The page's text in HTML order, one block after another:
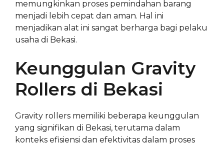
memungkinkan proses pemindahan barang
menjadi lebih cepat dan aman. Hal ini
menjadikan alat ini sangat berharga bagi pelaku
usaha di Bekasi.
Keunggulan Gravity
Rollers di Bekasi
Gravity rollers memiliki beberapa keunggulan
yang signifikan di Bekasi, terutama dalam
konteks efisiensi dan efektivitas dalam proses